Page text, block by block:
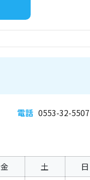
電話 0553-32-5507
金 土 日